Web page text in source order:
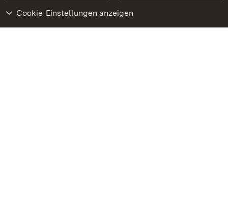
Cookie-Einstellungen anzeigen
Weiteres